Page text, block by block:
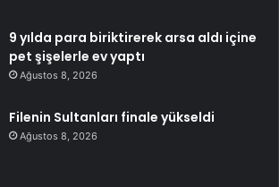
9 yılda para biriktirerek arsa aldı içine
pet şişelerle ev yaptı
Ağustos 8, 2026
Filenin Sultanları finale yükseldi
Ağustos 8, 2026